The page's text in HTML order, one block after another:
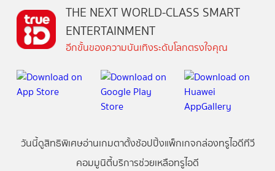
THE NEXT WORLD-CLASS SMART
ENTERTAINMENT
อีกขั้นของความบันเทิงระดับโลกตรงใจคุณ
วันนี้ดูสิทธิพิเศษอ่านเกมตาตั้งช้อปปิ้งแพ็กเกจกล่องทรูไอดีทีวี
คอมมูนิตี้บริการช่วยเหลือทรูไอดี